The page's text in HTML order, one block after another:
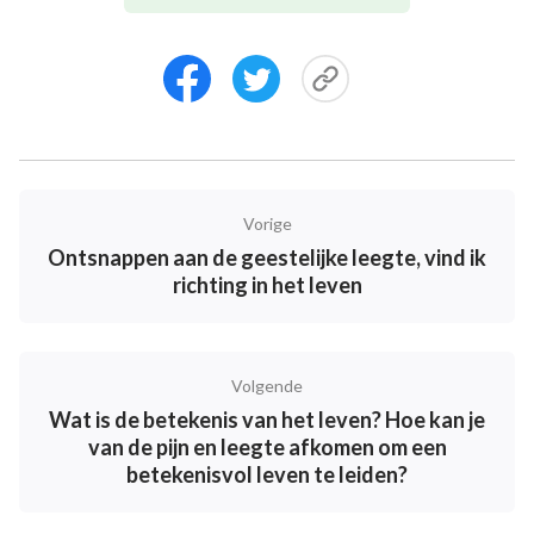
het werk van Gods kruisiging, maar de mens bleef
leven in de verdorven satanische gezindheid van
weleer. Dit is de reden dat de mens volledig moet
gezindheid, zodat zijn zondige natuur volledig kan
waardoor de gezindheid van de mens kan worden
getransformeerd. Hiertoe moet de mens het pad
naar groei in het leven, de weg van leven en de weg
overeenstemming met dit pad, zodat zijn
gezindheid geleidelijk kan veranderen en hij kan
leven in het schijnende licht, zodat al wat hij doet in
Vorige
Ontsnappen aan de geestelijke leegte, vind ik
richting in het leven
Volgende
Wat is de betekenis van het leven? Hoe kan je
van de pijn en leegte afkomen om een
betekenisvol leven te leiden?